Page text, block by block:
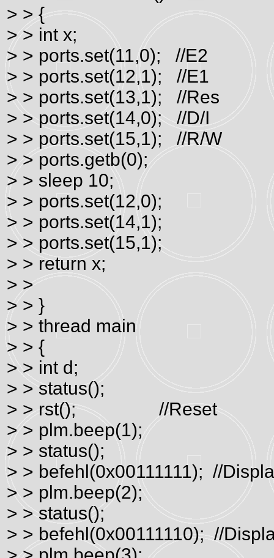
> > {
> > int x;
> > ports.set(11,0); //E2
> > ports.set(12,1); //E1
> > ports.set(13,1); //Res
> > ports.set(14,0); //D/I
> > ports.set(15,1); //R/W
> > ports.getb(0);
> > sleep 10;
> > ports.set(12,0);
> > ports.set(14,1);
> > ports.set(15,1);
> > return x;
> >
> > }
> > thread main
> > {
> > int d;
> > status();
> > rst(); //Reset
> > plm.beep(1);
> > status();
> > befehl(0x00111111); //
> > plm.beep(2);
> > status();
> > befehl(0x00111110); //